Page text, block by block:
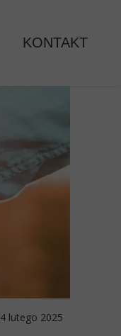
lutego 2025
KONTAKT